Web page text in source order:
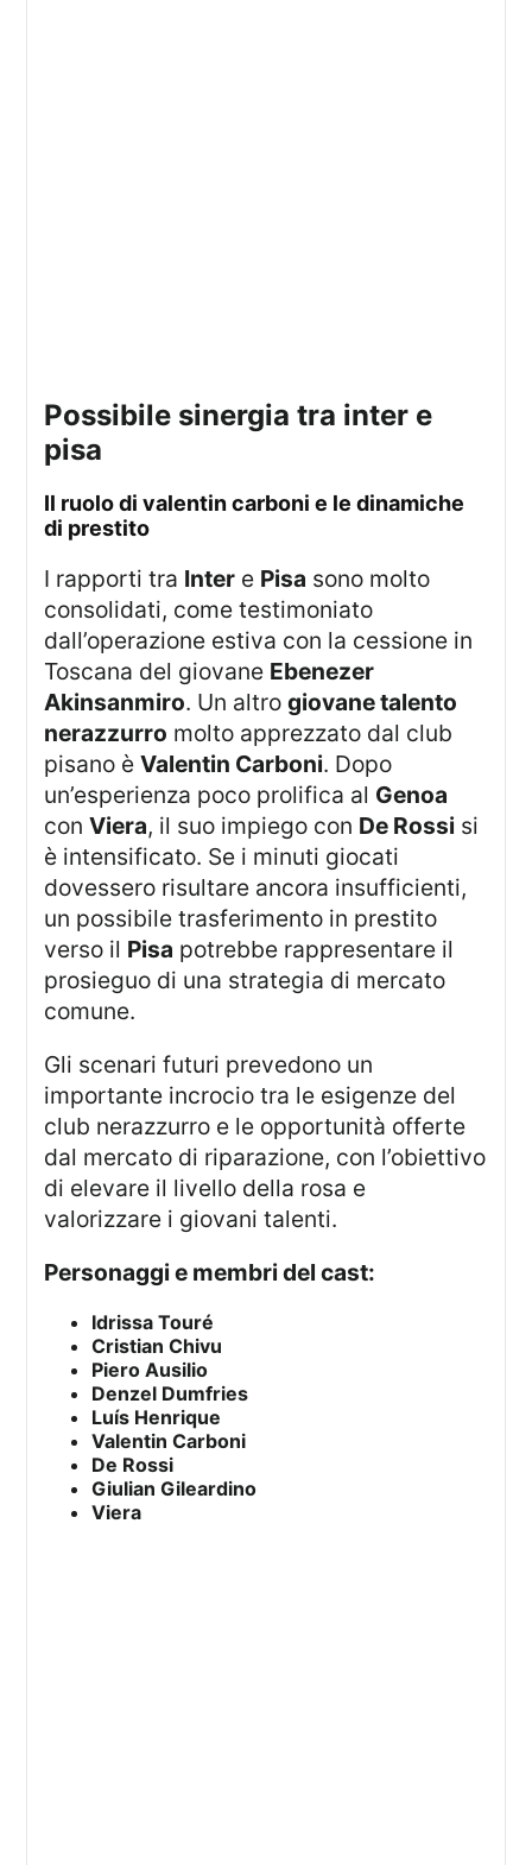
possibile sinergia tra inter e
pisa
il ruolo di valentin carboni e le dinamiche
di prestito
I rapporti tra Inter e Pisa sono molto
consolidati, come testimoniato
dall’operazione estiva con la cessione in
Toscana del giovane Ebenezer
Akinsanmiro. Un altrogiovane talento
nerazzurro molto apprezzato dal club
pisano èValentin Carboni. Dopo
un’esperienza poco prolifica al Genoa
conViera, il suo impiego con De Rossi si
è intensificato. Se i minuti giocati
dovessero risultare ancora insufficienti,
un possibile trasferimento in prestito
verso il Pisa potrebbe rappresentare il
prosieguo di una strategia di mercato
comune.
Gli scenari futuri prevedono un
importante incrocio tra le esigenze del
club nerazzurro e le opportunità offerte
dal mercato di riparazione, con l’obiettivo
di elevare il livello della rosa e
valorizzare i giovani talenti.
Personaggi e membri del cast:
Idrissa Touré
Cristian Chivu
Piero Ausilio
Denzel Dumfries
Luís Henrique
Valentin Carboni
De Rossi
Giulian Gileardino
Viera